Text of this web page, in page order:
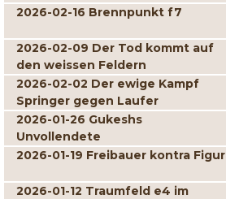
2026-02-16 Brennpunkt f7
2026-02-09 Der Tod kommt auf
den weissen Feldern
2026-02-02 Der ewige Kampf
Springer gegen Laufer
2026-01-26 Gukeshs
Unvollendete
2026-01-19 Freibauer kontra Figur
2026-01-12 Traumfeld e4 im